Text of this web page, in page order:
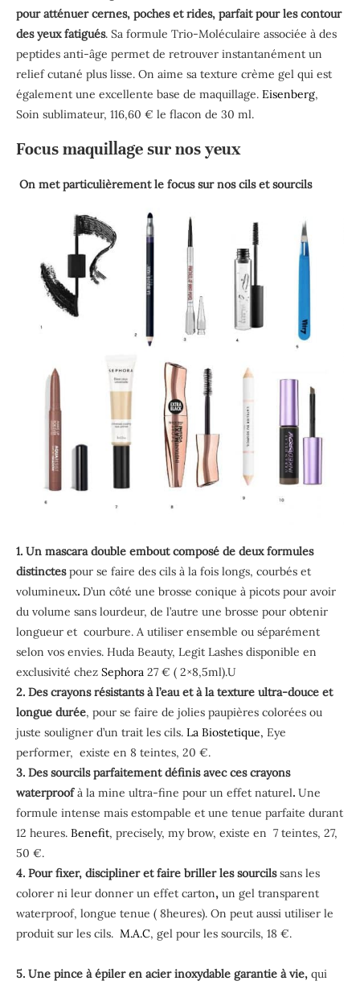
pour atténuer cernes, poches et rides, parfait pour les contour
des yeux fatigués. Sa formule Trio-Moléculaire associée à des
peptides anti-âge permet de retrouver instantanément un
relief cutané plus lisse. On aime sa texture crème gel qui est
également une excellente base de maquillage. Eisenberg,
Soin sublimateur, 116,60 € le flacon de 30 ml.
Focus maquillage sur nos yeux
On met particulièrement le focus sur nos cils et sourcils
1. Un mascara double embout composé de deux formules
distinctespour se faire des cils à la fois longs, courbés et
volumineux. D’un côté une brosse conique à picots pour avoir
du volume sans lourdeur, de l’autre une brosse pour obtenir
longueur et courbure. A utiliser ensemble ou séparément
selon vos envies. Huda Beauty, Legit Lashes disponible en
exclusivité chez Sephora 27 € ( 2×8,5ml).U
2. Des crayons résistants à l’eau et à la texture ultra-douce et
longue durée, pour se faire de jolies paupières colorées ou
juste souligner d’un trait les cils. La Biostetique, Eye
performer, existe en 8 teintes, 20 €.
3. Des sourcils parfaitement définis avec ces crayons
waterproofà la mine ultra-fine pour un effet naturel. Une
formule intense mais estompable et une tenue parfaite durant
12 heures. Benefit, precisely, my brow, existe en 7 teintes, 27,
50 €.
4. Pour fixer, discipliner et faire briller les sourcilssans les
colorer ni leur donner un effet carton, un gel transparent
waterproof, longue tenue ( 8heures). On peut aussi utiliser le
produit sur les cils. M.A.C, gel pour les sourcils, 18 €.
5. Une pince à épiler en acier inoxydable garantie à vie, qui